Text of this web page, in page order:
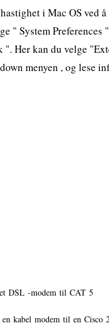
i Mac OS ved
" System Preferences
Her kan du velge
menyen , og lese
DSL -modem til CAT 5
kabel modem til en Cisco